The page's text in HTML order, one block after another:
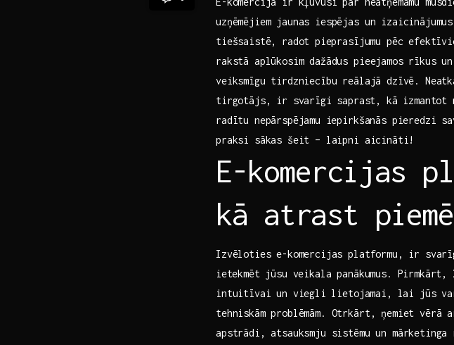
uzņēmējiem jaunas iespējas un
tiešsaistē, radot ⁣pieprasījumu pēc
rakstā aplūkosim dažādus pieejamos
veiksmīgu tirdzniecību reālajā dzīvē.
tirgotājs,‌ ir svarīgi ⁣saprast, kā izmantot
radītu nepārspējamu ⁢iepirkšanās pieredzi
praksi sākas šeit – laipni aicināti!
E-komercijas
kā atrast
Izvēloties e-komercijas platformu, ir
⁤ietekmēt jūsu veikala panākumus. Pirmkārt,
intuitīvai un viegli⁤ lietojamai, lai jūs
tehniskām problēmām. Otrkārt, ņemiet vērā
apstrādi, atsauksmju sistēmu un